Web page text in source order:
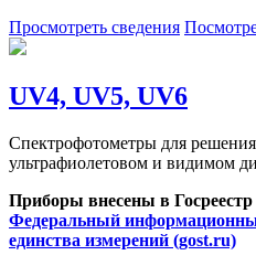
Просмотреть сведения
UV4, UV5, UV6
Спектрофотометры для
ультрафиолетовом и видимом
Приборы внесены в
Федеральный
единства измерений (gost.ru)